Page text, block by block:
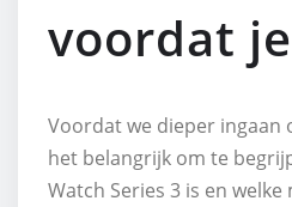
voordat
Voordat we dieper ingaan
het belangrijk om te
Watch Series 3 is en